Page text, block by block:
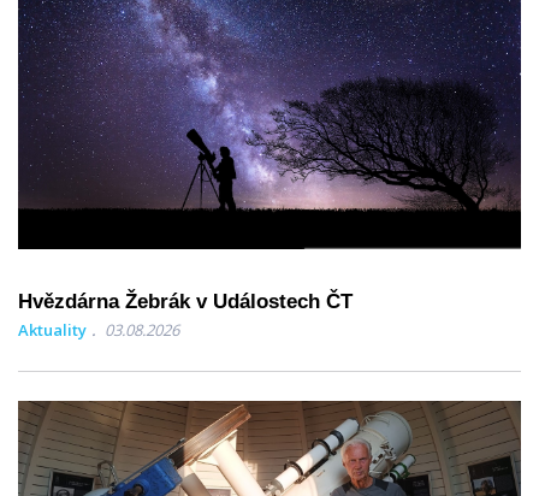
Hvězdárna Žebrák v Událostech ČT
Aktuality 03.08.2026